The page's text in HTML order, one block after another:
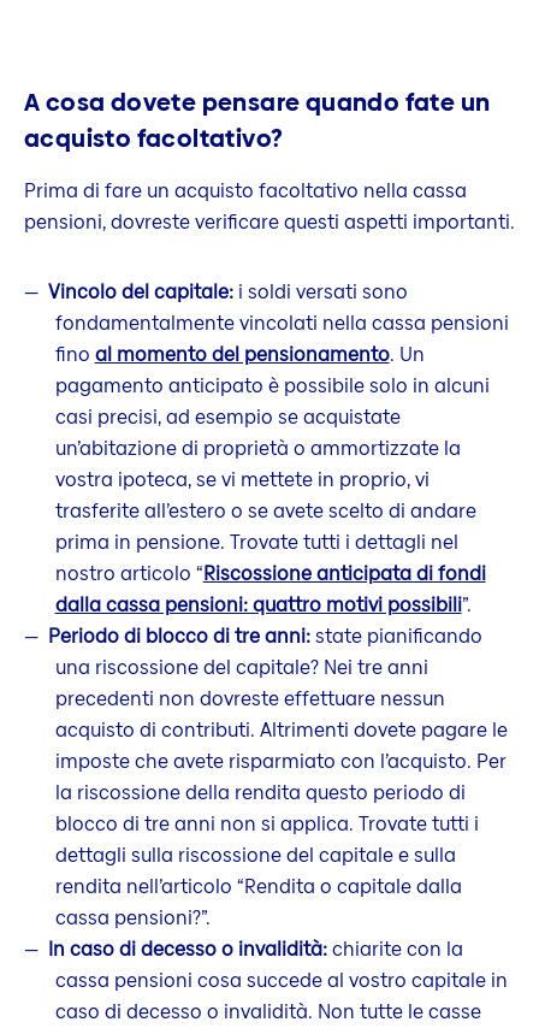
A cosa dovete pensare quando fate un
acquisto facoltativo?
Prima di fare un acquisto facoltativo nella cassa
pensioni, dovreste verificare questi aspetti importanti.
Vincolo del capitale: i soldi versati sono
fondamentalmente vincolati nella cassa pensioni
fino al momento del pensionamento. Un
pagamento anticipato è possibile solo in alcuni
casi precisi, ad esempio se acquistate
un’abitazione di proprietà o ammortizzate la
vostra ipoteca, se vi mettete in proprio, vi
trasferite all’estero o se avete scelto di andare
prima in pensione. Trovate tutti i dettagli nel
nostro articolo “Riscossione anticipata di fondi
dalla cassa pensioni: quattro motivi possibili”.
Periodo di blocco di tre anni:state pianificando
una riscossione del capitale? Nei tre anni
precedenti non dovreste effettuare nessun
acquisto di contributi. Altrimenti dovete pagare le
imposte che avete risparmiato con l’acquisto. Per
la riscossione della rendita questo periodo di
blocco di tre anni non si applica. Trovate tutti i
dettagli sulla riscossione del capitale e sulla
rendita nell’articolo “Rendita o capitale dalla
cassa pensioni?”.
In caso di decesso o invalidità:chiarite con la
cassa pensioni cosa succede al vostro capitale in
caso di decesso o invalidità. Non tutte le casse